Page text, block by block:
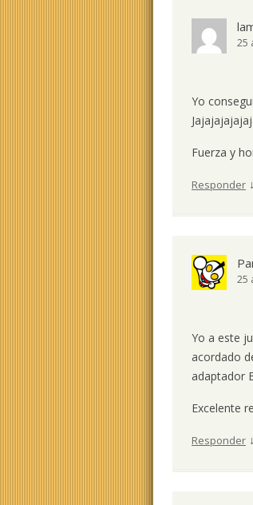
25
Yo
Fuerza y
Responder ↓
25
Yo a este
acordado
adaptador
Excelente
Responder ↓